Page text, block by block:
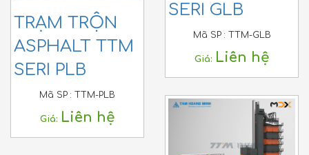
TRẠM TRỘN
ASPHALT TTM
SERI PLB
Mã SP : TTM-PLB
Giá: Liên hệ
SERI GLB
Mã SP : TTM-GLB
Giá: Liên hệ